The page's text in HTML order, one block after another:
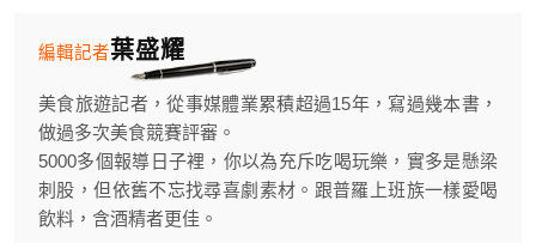
葉盛耀
編輯記者
美食旅遊記者，從事媒體業累積超過15年，寫過幾本書，
做過多次美食競賽評審。
5000多個報導日子裡，你以為充斥吃喝玩樂，實多是懸梁
刺股，但依舊不忘找尋喜劇素材。跟普羅上班族一樣愛喝
飲料，含酒精者更佳。